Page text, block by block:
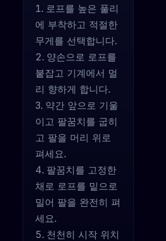
로프를 높은 풀리
에 부착하고 적절한
무게를 선택합니다.
양손으로 로프를
붙잡고 기계에서 멀
리 향하게 합니다.
약간 앞으로 기울
이고 팔꿈치를 굽히
고 팔을 머리 위로
펴세요.
팔꿈치를 고정한
채로 로프를 밑으로
밀어 팔을 완전히 펴
세요.
천천히 시작 위치